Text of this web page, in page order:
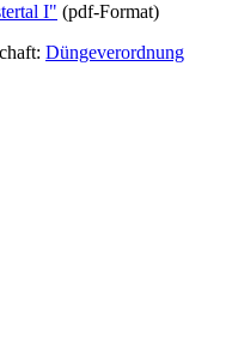
I" (pdf-Format)
Düngeverordnung